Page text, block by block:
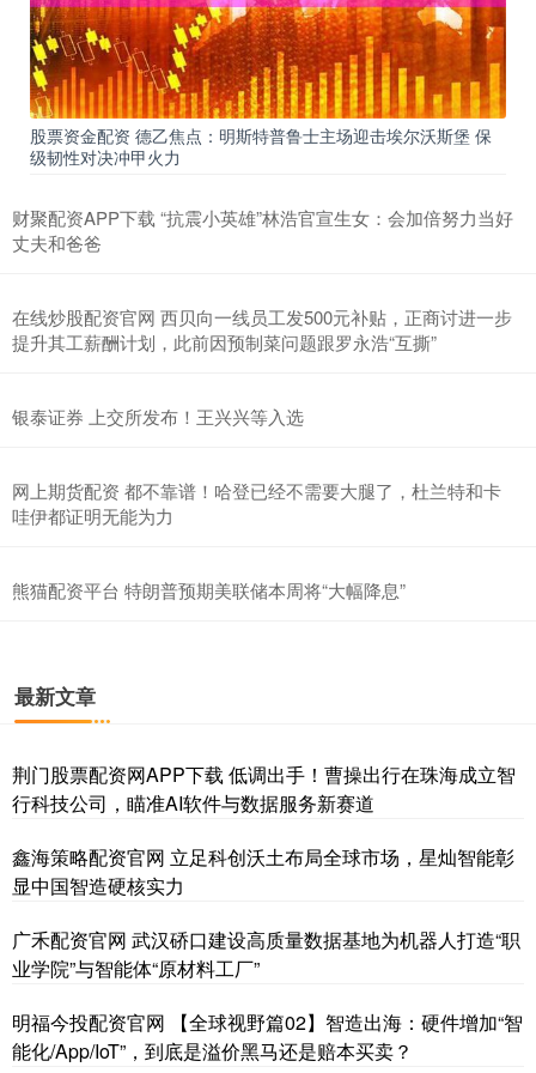
股票资金配资 德乙焦点：明斯特普鲁士主场迎击埃尔沃斯堡 保
级韧性对决冲甲火力
财聚配资APP下载 “抗震小英雄”林浩官宣生女：会加倍努力当好
丈夫和爸爸
在线炒股配资官网 西贝向一线员工发500元补贴，正商讨进一步
提升其工薪酬计划，此前因预制菜问题跟罗永浩“互撕”
银泰证券 上交所发布！王兴兴等入选
网上期货配资 都不靠谱！哈登已经不需要大腿了，杜兰特和卡
哇伊都证明无能为力
熊猫配资平台 特朗普预期美联储本周将“大幅降息”
最新文章
荆门股票配资网APP下载 低调出手！曹操出行在珠海成立智
行科技公司，瞄准AI软件与数据服务新赛道
鑫海策略配资官网 立足科创沃土布局全球市场，星灿智能彰
显中国智造硬核实力
广禾配资官网 武汉硚口建设高质量数据基地为机器人打造“职
业学院”与智能体“原材料工厂”
明福今投配资官网 【全球视野篇02】智造出海：硬件增加“智
能化/App/IoT”，到底是溢价黑马还是赔本买卖？